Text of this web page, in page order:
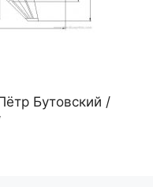
Бутовский /